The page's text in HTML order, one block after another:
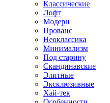
Классические
Лофт
Модерн
Прованс
Неоклассика
Минимализм
Под старину
Скандинавские
Элитные
Эксклюзивные
Хай-тек